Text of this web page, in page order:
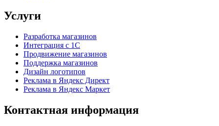
Услуги
Разработка магазинов
Интеграция с 1С
Продвижение магазинов
Поддержка магазинов
Дизайн логотипов
Реклама в Яндекс Директ
Реклама в Яндекс Маркет
Контактная информация